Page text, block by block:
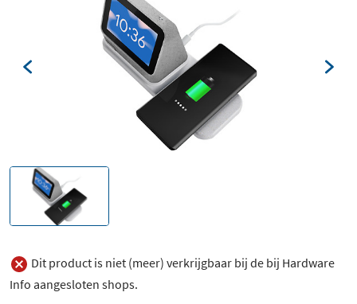
Dit product is niet (meer) verkrijgbaar bij de bij Hardware
Info aangesloten shops.